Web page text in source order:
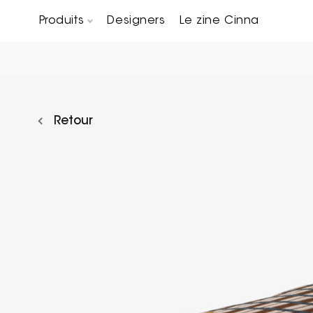
Produits Designers Le zine Cinna
Retour